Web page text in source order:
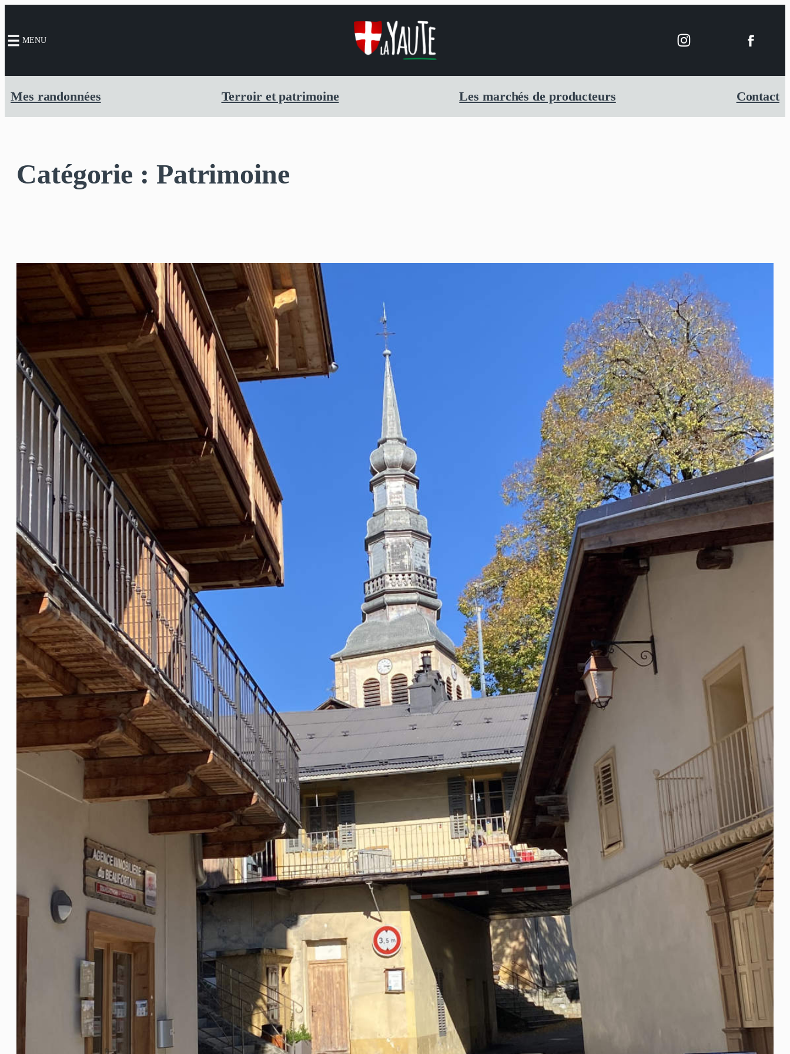
contenu
MENU
Mes randonnées Terroir et patrimoine Les marchés de producteurs Contact
Catégorie : Patrimoine